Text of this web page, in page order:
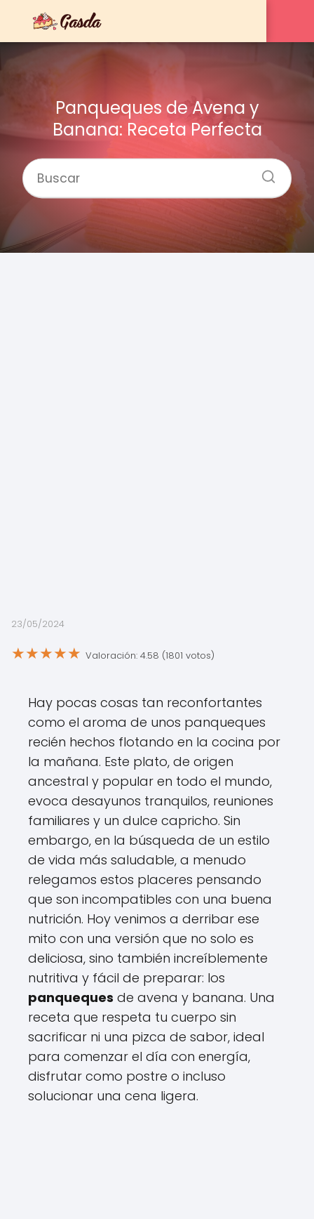
Panqueques de Avena y
Banana: Receta Perfecta
23/05/2024
★★★★★ Valoración: 4.58 (1801 votos)
Hay pocas cosas tan reconfortantes
como el aroma de unos panqueques
recién hechos flotando en la cocina por
la mañana. Este plato, de origen
ancestral y popular en todo el mundo,
evoca desayunos tranquilos, reuniones
familiares y un dulce capricho. Sin
embargo, en la búsqueda de un estilo
de vida más saludable, a menudo
relegamos estos placeres pensando
que son incompatibles con una buena
nutrición. Hoy venimos a derribar ese
mito con una versión que no solo es
deliciosa, sino también increíblemente
nutritiva y fácil de preparar: los
panqueques de avena y banana. Una
receta que respeta tu cuerpo sin
sacrificar ni una pizca de sabor, ideal
para comenzar el día con energía,
disfrutar como postre o incluso
solucionar una cena ligera.